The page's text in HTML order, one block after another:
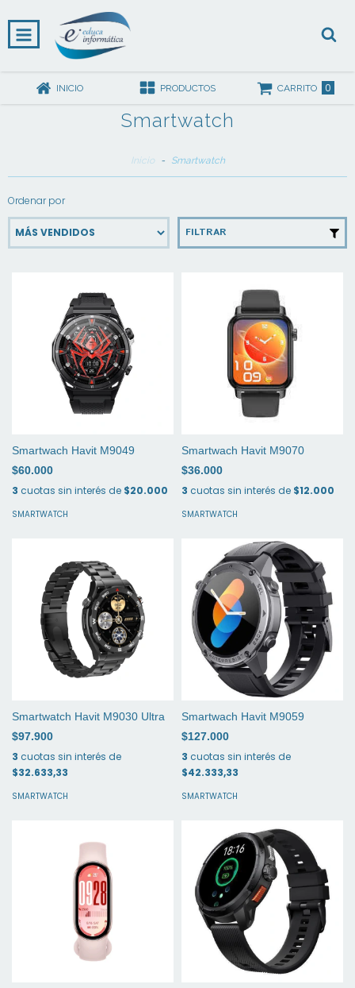
INICIO PRODUCTOS CARRITO 0
Smartwatch
Inicio - Smartwatch
Ordenar por
FILTRAR
Smartwach Havit M9049
$60.000
3 cuotas sin interés de $20.000
SMARTWATCH
Smartwach Havit M9070
$36.000
3 cuotas sin interés de $12.000
SMARTWATCH
Smartwatch Havit M9030 Ultra
$97.900
3 cuotas sin interés de
$32.633,33
SMARTWATCH
Smartwach Havit M9059
$127.000
3 cuotas sin interés de
$42.333,33
SMARTWATCH